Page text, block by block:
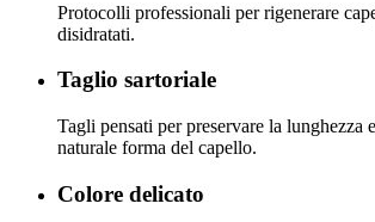
Protocolli professionali per rigenerare
disidratati.
Taglio sartoriale
Tagli pensati per preservare la lunghezza
naturale forma del capello.
Colore delicato